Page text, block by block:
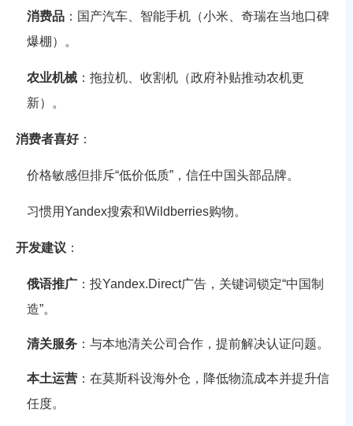
消费品 ：国产汽车、智能手机（小米、奇瑞在当地口碑
爆棚）。
农业机械 ：拖拉机、收割机（政府补贴推动农机更
新）。
消费者喜好：
价格敏感但排斥“低价低质”，信任中国头部品牌。
习惯用Yandex搜索和Wildberries购物。
开发建议 ：
俄语推广 ：投Yandex.Direct广告，关键词锁定“中国制
造”。
清关服务 ：与本地清关公司合作，提前解决认证问题。
本土运营 ：在莫斯科设海外仓，降低物流成本并提升信
任度。